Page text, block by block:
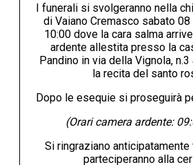
I funerali si svolgeranno nella
di Vaiano Cremasco sabato
10:00 dove la cara salma
ardente allestita presso la
Pandino in via della Vignola,
la recita del santo
Dopo le esequie si proseguirà
(Orari camera ardente:
Si ringraziano
parteciperanno alla